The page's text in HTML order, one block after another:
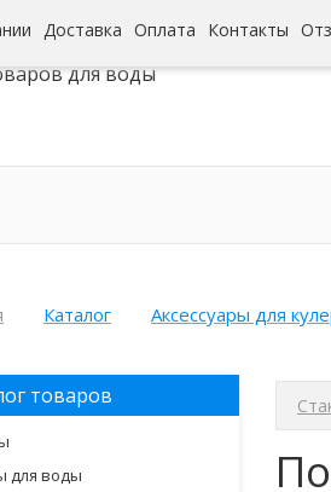
Доставка Оплата Контакты
гипермаркет
для воды
Каталог Аксессуары для
товаров
для воды